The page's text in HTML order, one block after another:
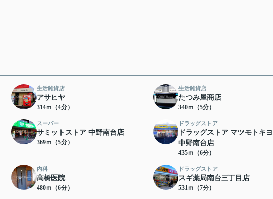
生活雑貨店
アサヒヤ
314ｍ（4分）
生活雑貨店
たつみ屋商店
340ｍ（5分）
スーパー
サミットストア 中野南台店
369ｍ（5分）
ドラッグストア
ドラッグストア マツモトキ
中野南台店
435ｍ（6分）
内科
高橋医院
480ｍ（6分）
ドラッグストア
スギ薬局南台三丁目店
531ｍ（7分）